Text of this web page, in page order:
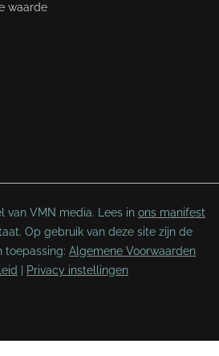
waarde
van VMN media. Lees in ons manifest
Op gebruik van deze site zijn de
toepassing: Algemene Voorwaarden
Privacy instellingen